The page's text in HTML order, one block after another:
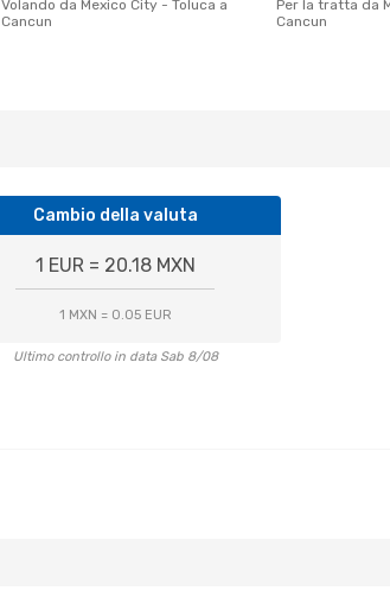
Volando da Mexico City - Toluca a
Cancun
Per la tratta da Mexico City - Toluca a
Cancun
Cambio della valuta
1 EUR = 20.18 MXN
1 MXN = 0.05 EUR
Ultimo controllo in data Sab 8/08